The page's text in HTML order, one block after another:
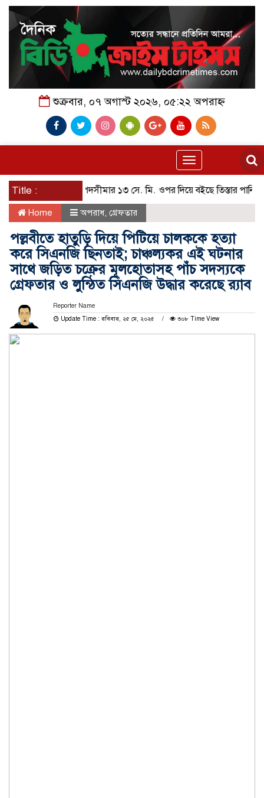
শুক্রবার, ০৭ অগাস্ট ২০২৬, ০৫:২২ অপরাহ্ন
Toggle
navigation
Title : বিপদসীমার ১৩ সে. মি. ওপর দিয়ে বইছে তিস্তার পানি পায়ে
Home অপরাধ, গ্রেফতার
পল্লবীতে হাতুড়ি দিয়ে পিটিয়ে চালককে হত্যা
করে সিএনজি ছিনতাই; চাঞ্চল্যকর এই ঘটনার
সাথে জড়িত চক্রের মূলহোতাসহ পাঁচ সদস্যকে
গ্রেফতার ও লুন্ঠিত সিএনজি উদ্ধার করেছে র‌্যাব
Reporter Name
Update Time : রবিবার, ২৫ মে, ২০২৫
৩০৮ Time View